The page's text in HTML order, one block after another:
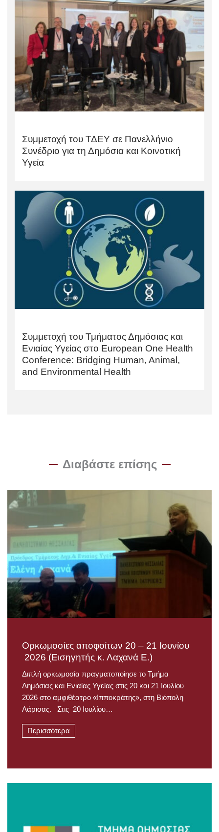
Συμμετοχή του ΤΔΕΥ σε Πανελλήνιο
Συνέδριο για τη Δημόσια και Κοινοτική
Υγεία
Συμμετοχή του Τμήματος Δημόσιας και
Ενιαίας Υγείας στο European One Health
Conference: Bridging Human, Animal,
and Environmental Health
Διαβάστε επίσης
Ορκωμοσίες αποφοίτων 20 – 21 Ιουνίου
2026 (Εισηγητής κ. Λαχανά Ε.)
Διπλή ορκωμοσία πραγματοποίησε το Τμήμα
Δημόσιας και Ενιαίας Υγείας στις 20 και 21 Ιουλίου
2026 στο αμφιθέατρο «Ιπποκράτης», στη Βιόπολη
Λάρισας. Στις 20 Ιουλίου…
Περισσότερα